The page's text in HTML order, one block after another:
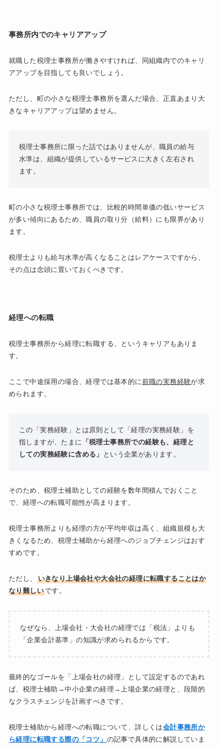
事務所内でのキャリアアップ
就職した税理士事務所が働きやすければ、同組織内でのキャリ
アアップを目指しても良いでしょう。
ただし、町の小さな税理士事務所を選んだ場合、正直あまり大
きなキャリアアップは望めません。
税理士事務所に限った話ではありませんが、職員の給与
水準は、組織が提供しているサービスに大きく左右され
ます。
町の小さな税理士事務所では、比較的時間単価の低いサービス
が多い傾向にあるため、職員の取り分（給料）にも限界があり
ます。
税理士よりも給与水準が高くなることはレアケースですから、
その点は念頭に置いておくべきです。
経理への転職
税理士事務所から経理に転職する、というキャリアもありま
す。
ここで中途採用の場合、経理では基本的に前職の実務経験が求
められます。
この「実務経験」とは原則として「経理の実務経験」を
指しますが、たまに
「税理士事務所での経験も、経理と
しての実務経験に含める」
という企業があります。
そのため、税理士補助としての経験を数年間積んでおくこと
で、経理への転職可能性が高まります。
税理士事務所よりも経理の方が平均年収は高く、組織規模も大
きくなるため、税理士補助から経理へのジョブチェンジはおす
すめです。
ただし、
いきなり上場会社や大会社の経理に転職することはか
なり難しいです。
なぜなら、上場会社・大会社の経理では「税法」よりも
「企業会計基準」の知識が求められるからです。
最終的なゴールを「上場会社の経理」として設定するのであれ
ば、税理士補助→中小企業の経理→上場企業の経理と、段階的
なクラスチェンジを計画すべきです。
税理士補助から経理への転職について、詳しくは会計事務所か
ら経理に転職する際の「コツ」 の記事で具体的に解説していま